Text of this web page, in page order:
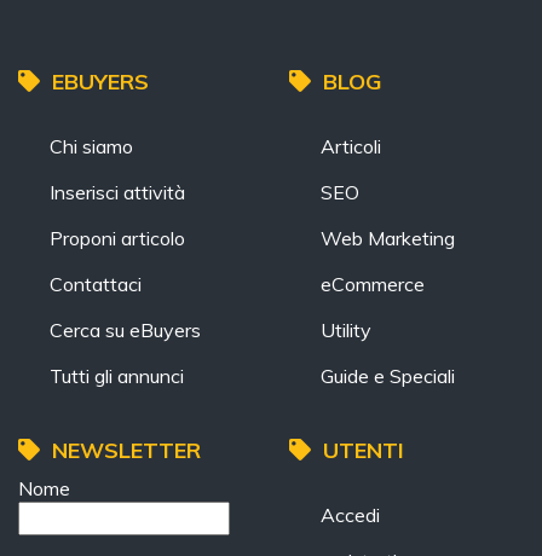
EBUYERS
Chi siamo
Inserisci attività
Proponi articolo
Contattaci
Cerca su eBuyers
Tutti gli annunci
BLOG
Articoli
SEO
Web Marketing
eCommerce
Utility
Guide e Speciali
NEWSLETTER
Nome
UTENTI
Accedi